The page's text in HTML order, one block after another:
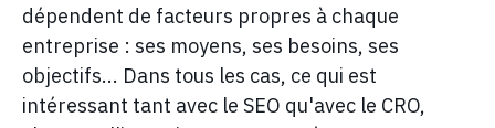
dépendent de facteurs propres à chaque
entreprise : ses moyens, ses besoins, ses
objectifs... Dans tous les cas, ce qui est
intéressant tant avec le SEO qu'avec le CRO,